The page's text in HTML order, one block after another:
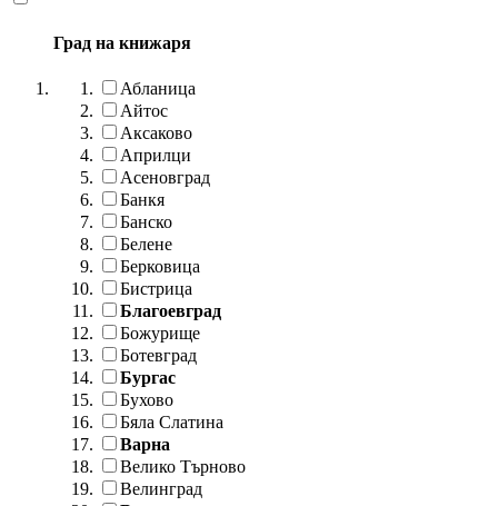
Град на книжаря
Абланица
Айтос
Аксаково
Априлци
Асеновград
Банкя
Банско
Белене
Берковица
Бистрица
Благоевград
Божурище
Ботевград
Бургас
Бухово
Бяла Слатина
Варна
Велико Търново
Велинград